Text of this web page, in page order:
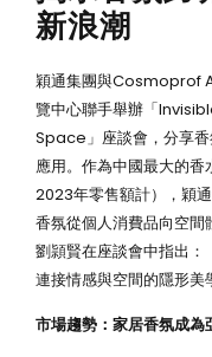
新浪潮
穎通集團與Cosmoprof
覽中心聯手舉辦「
Space」座談會，分享
應用。作為中國最大的
2023年零售額計），穎
香氛從個人消費品向空
劉頴賢在座談會中指出：
連接情感與空間的隱形美
市場趨勢：家居香氛成為